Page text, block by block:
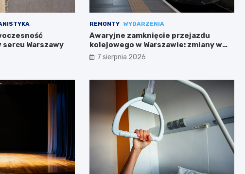
Warszawy
REMONTY WYDARZENIA
Awaryjne zamknięcie przejazdu
kolejowego w Warszawie: zmiany w
trasach mieszkańców
7 sierpnia 2026